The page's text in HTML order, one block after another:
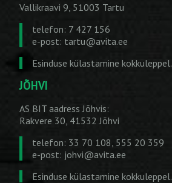
Vallikraavi 9, 51003 Tartu
telefon: 7 427 156
e-post: tartu@avita.ee
Esinduse külastamine kokkuleppel.
JÕHVI
AS BIT aadress Jõhvis:
Rakvere 30, 41532 Jõhvi
telefon: 33 70 108, 555 20 359
e-post: johvi@avita.ee
Esinduse külastamine kokkuleppel.